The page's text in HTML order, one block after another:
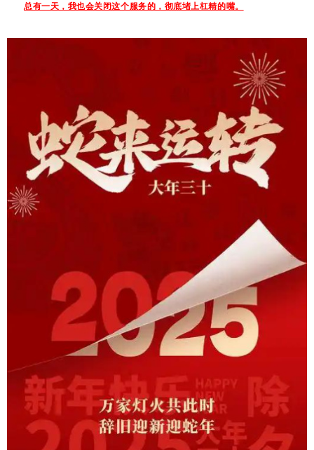
总有一天，我也会关闭这个服务的，彻底堵上杠精的嘴。